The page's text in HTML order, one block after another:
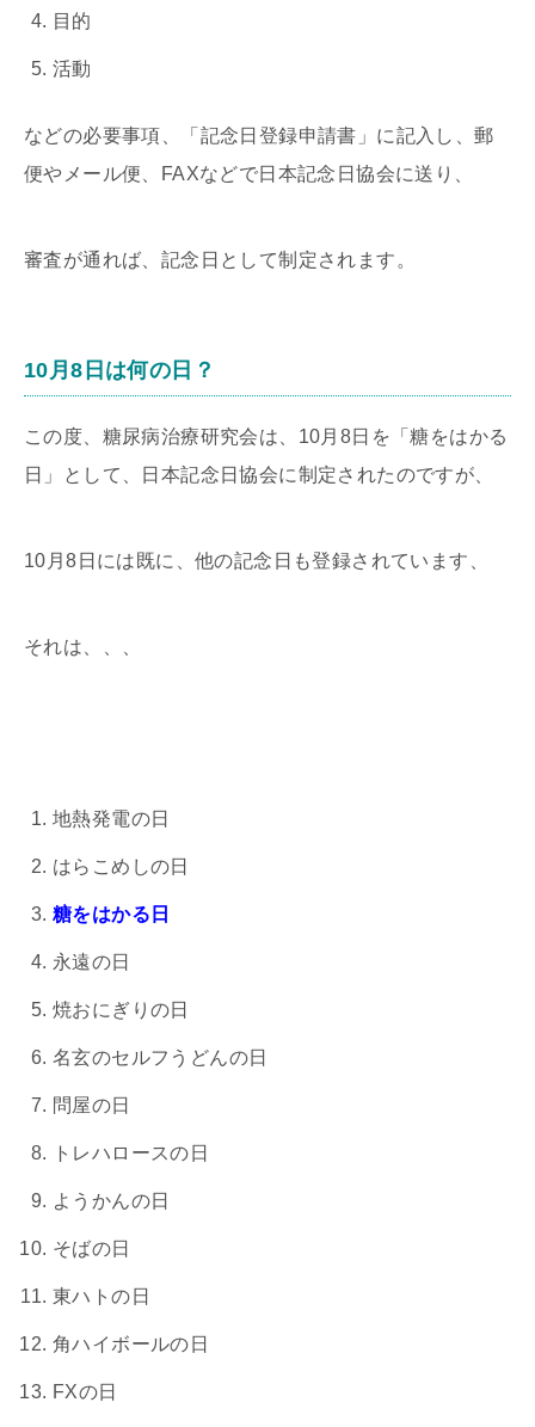
目的
活動
などの必要事項、「記念日登録申請書」に記入し、郵
便やメール便、FAXなどで日本記念日協会に送り、
審査が通れば、記念日として制定されます。
10月8日は何の日？
この度、糖尿病治療研究会は、10月8日を「糖をはかる
日」として、日本記念日協会に制定されたのですが、
10月8日には既に、他の記念日も登録されています、
それは、、、
地熱発電の日
はらこめしの日
糖をはかる日
永遠の日
焼おにぎりの日
名玄のセルフうどんの日
問屋の日
トレハロースの日
ようかんの日
そばの日
東ハトの日
角ハイボールの日
FXの日